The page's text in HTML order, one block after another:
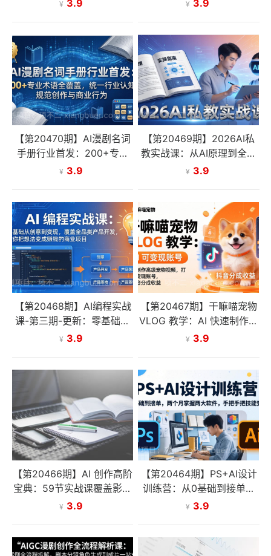
¥ 3.9 ¥ 3.9
【第20470期】AI漫剧名词
手册行业首发：200+专业
术语全覆盖，统一行业认
¥ 3.9
【第20469期】2026AI私
教实战课：从AI原理到全场
景实操，零基础学会用AI提
¥ 3.9
【第20468期】AI编程实战
课-第三期-更新：零基础从
创意到变现，覆盖全品类产
¥ 3.9
【第20467期】干嘛喵宠物
VLOG 教学：AI 快速制作高
级宠物视频，打造可变现账
¥ 3.9
【第20466期】AI 创作高阶
宝典：59节实战课覆盖影视
特效、短视频、设计修复，
¥ 3.9
【第20464期】PS+AI设计
训练营：从0基础到接单，
两个月掌握两大软件，手把
¥ 3.9